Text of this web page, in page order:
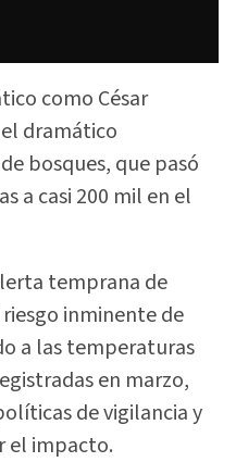
como César
dramático
bosques, que pasó
a casi 200 mil en el
temprana de
inminente de
a las temperaturas
en marzo,
de vigilancia y
el impacto.